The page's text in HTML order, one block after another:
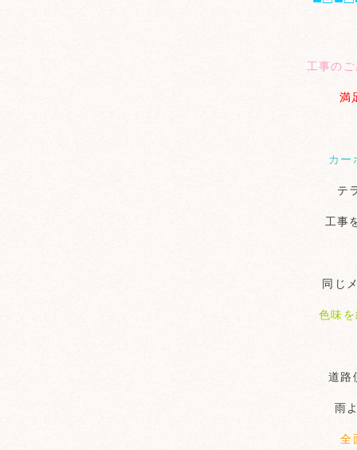
工事の
満
カー
テ
工事
同じ
色味
道路
雨
全